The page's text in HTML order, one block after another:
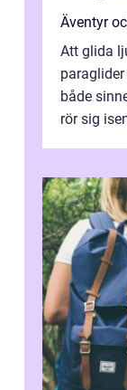
Äventyr
Att glida
både
rör sig